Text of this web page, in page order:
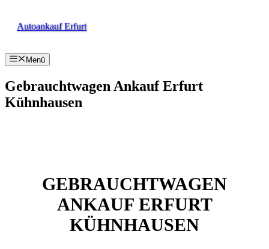
InhaltAutoankauf Erfurt
Menü
Gebrauchtwagen Ankauf Erfurt
Kühnhausen
GEBRAUCHTWAGEN
ANKAUF ERFURT
KÜHNHAUSEN